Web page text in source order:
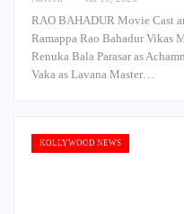
RAO BAHADUR Movie Cast
Ramappa Rao Bahadur Vikas
Renuka Bala Parasar as
Vaka as Lavana Master…
KOLLYWOOD NEWS